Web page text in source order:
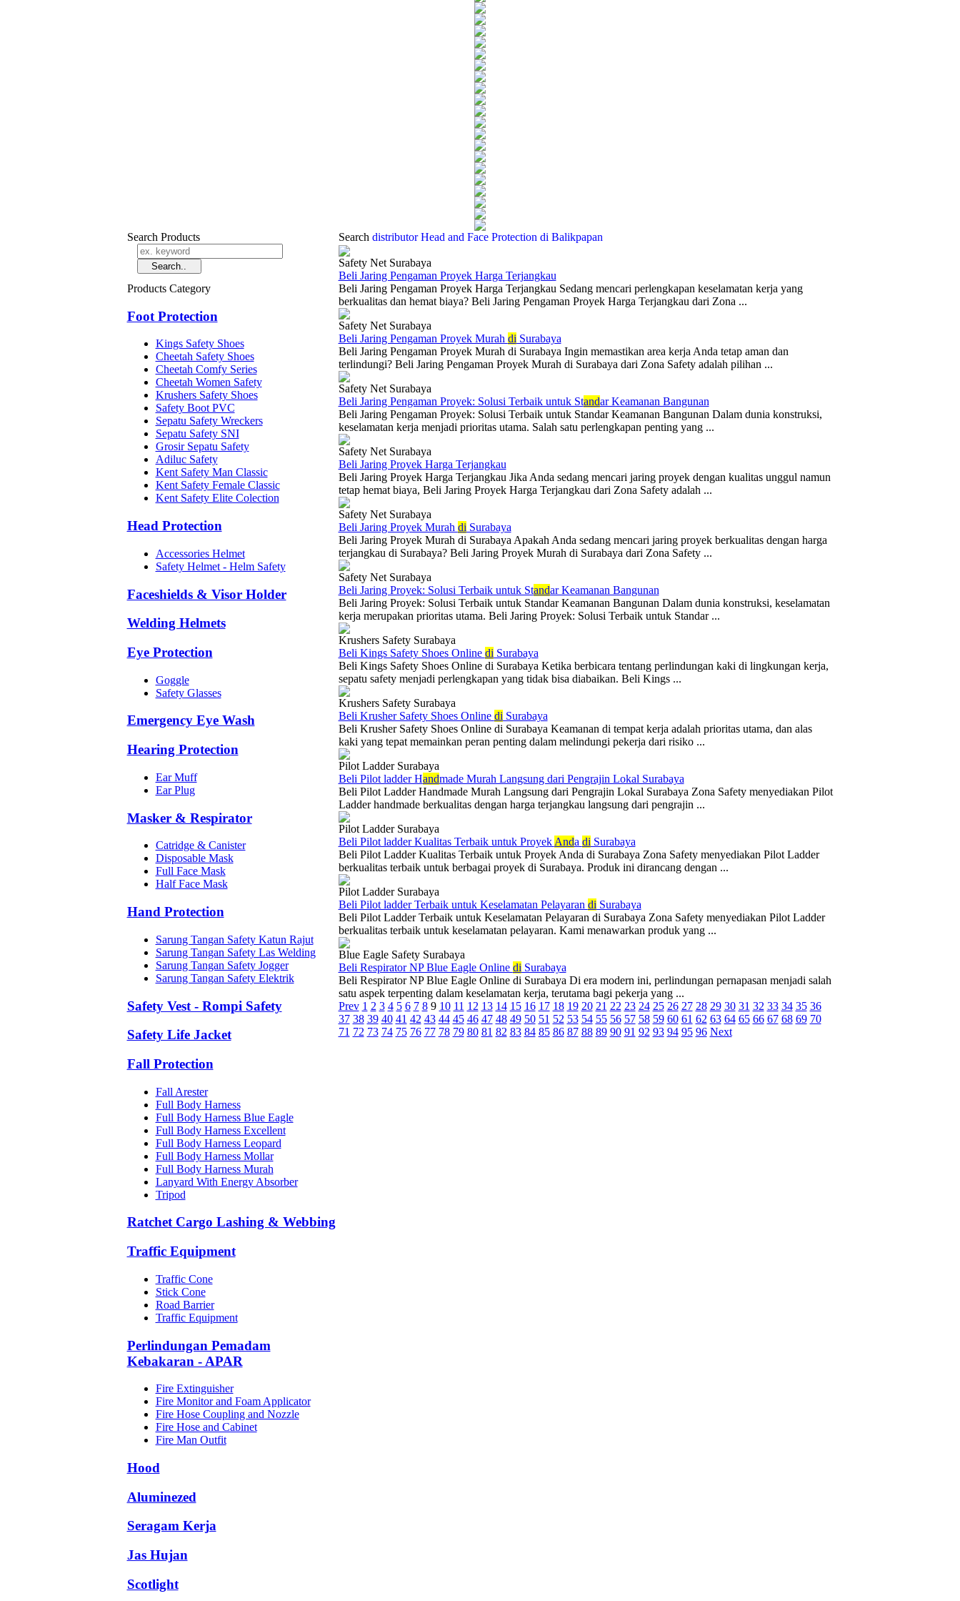
Search Products
Products Category
Foot Protection
Kings Safety Shoes
Cheetah Safety Shoes
Cheetah Comfy Series
Cheetah Women Safety
Krushers Safety Shoes
Safety Boot PVC
Sepatu Safety Wreckers
Sepatu Safety SNI
Grosir Sepatu Safety
Adiluc Safety
Kent Safety Man Classic
Kent Safety Female Classic
Kent Safety Elite Colection
Head Protection
Accessories Helmet
Safety Helmet - Helm Safety
Faceshields & Visor Holder
Welding Helmets
Eye Protection
Goggle
Safety Glasses
Emergency Eye Wash
Hearing Protection
Ear Muff
Ear Plug
Masker & Respirator
Catridge & Canister
Disposable Mask
Full Face Mask
Half Face Mask
Hand Protection
Sarung Tangan Safety Katun Rajut
Sarung Tangan Safety Las Welding
Sarung Tangan Safety Jogger
Sarung Tangan Safety Elektrik
Safety Vest - Rompi Safety
Safety Life Jacket
Fall Protection
Fall Arester
Full Body Harness
Full Body Harness Blue Eagle
Full Body Harness Excellent
Full Body Harness Leopard
Full Body Harness Mollar
Full Body Harness Murah
Lanyard With Energy Absorber
Tripod
Ratchet Cargo Lashing & Webbing
Traffic Equipment
Traffic Cone
Stick Cone
Road Barrier
Traffic Equipment
Perlindungan Pemadam
Kebakaran - APAR
Fire Extinguisher
Fire Monitor and Foam Applicator
Fire Hose Coupling and Nozzle
Fire Hose and Cabinet
Fire Man Outfit
Hood
Aluminezed
Seragam Kerja
Jas Hujan
Scotlight
Search distributor Head and Face Protection di Balikpapan
Safety Net Surabaya
Beli Jaring Pengaman Proyek Harga Terjangkau
Beli Jaring Pengaman Proyek Harga Terjangkau Sedang mencari perlengkapan keselamatan kerja yang
berkualitas dan hemat biaya? Beli Jaring Pengaman Proyek Harga Terjangkau dari Zona ...
Safety Net Surabaya
Beli Jaring Pengaman Proyek Murah di Surabaya
Beli Jaring Pengaman Proyek Murah di Surabaya Ingin memastikan area kerja Anda tetap aman dan
terlindungi? Beli Jaring Pengaman Proyek Murah di Surabaya dari Zona Safety adalah pilihan ...
Safety Net Surabaya
Beli Jaring Pengaman Proyek: Solusi Terbaik untuk Standar Keamanan Bangunan
Beli Jaring Pengaman Proyek: Solusi Terbaik untuk Standar Keamanan Bangunan Dalam dunia konstruksi,
keselamatan kerja menjadi prioritas utama. Salah satu perlengkapan penting yang ...
Safety Net Surabaya
Beli Jaring Proyek Harga Terjangkau
Beli Jaring Proyek Harga Terjangkau Jika Anda sedang mencari jaring proyek dengan kualitas unggul namun
tetap hemat biaya, Beli Jaring Proyek Harga Terjangkau dari Zona Safety adalah ...
Safety Net Surabaya
Beli Jaring Proyek Murah di Surabaya
Beli Jaring Proyek Murah di Surabaya Apakah Anda sedang mencari jaring proyek berkualitas dengan harga
terjangkau di Surabaya? Beli Jaring Proyek Murah di Surabaya dari Zona Safety ...
Safety Net Surabaya
Beli Jaring Proyek: Solusi Terbaik untuk Standar Keamanan Bangunan
Beli Jaring Proyek: Solusi Terbaik untuk Standar Keamanan Bangunan Dalam dunia konstruksi, keselamatan
kerja merupakan prioritas utama. Beli Jaring Proyek: Solusi Terbaik untuk Standar ...
Krushers Safety Surabaya
Beli Kings Safety Shoes Online di Surabaya
Beli Kings Safety Shoes Online di Surabaya Ketika berbicara tentang perlindungan kaki di lingkungan kerja,
sepatu safety menjadi perlengkapan yang tidak bisa diabaikan. Beli Kings ...
Krushers Safety Surabaya
Beli Krusher Safety Shoes Online di Surabaya
Beli Krusher Safety Shoes Online di Surabaya Keamanan di tempat kerja adalah prioritas utama, dan alas
kaki yang tepat memainkan peran penting dalam melindungi pekerja dari risiko ...
Pilot Ladder Surabaya
Beli Pilot ladder Handmade Murah Langsung dari Pengrajin Lokal Surabaya
Beli Pilot Ladder Handmade Murah Langsung dari Pengrajin Lokal Surabaya Zona Safety menyediakan Pilot
Ladder handmade berkualitas dengan harga terjangkau langsung dari pengrajin ...
Pilot Ladder Surabaya
Beli Pilot ladder Kualitas Terbaik untuk Proyek Anda di Surabaya
Beli Pilot Ladder Kualitas Terbaik untuk Proyek Anda di Surabaya Zona Safety menyediakan Pilot Ladder
berkualitas terbaik untuk berbagai proyek di Surabaya. Produk ini dirancang dengan ...
Pilot Ladder Surabaya
Beli Pilot ladder Terbaik untuk Keselamatan Pelayaran di Surabaya
Beli Pilot Ladder Terbaik untuk Keselamatan Pelayaran di Surabaya Zona Safety menyediakan Pilot Ladder
berkualitas terbaik untuk keselamatan pelayaran. Kami menawarkan produk yang ...
Blue Eagle Safety Surabaya
Beli Respirator NP Blue Eagle Online di Surabaya
Beli Respirator NP Blue Eagle Online di Surabaya Di era modern ini, perlindungan pernapasan menjadi salah
satu aspek terpenting dalam keselamatan kerja, terutama bagi pekerja yang ...
Prev 1 2 3 4 5 6 7 8 9 10 11 12 13 14 15 16 17 18 19 20 21 22 23 24 25 26 27 28 29 30 31 32 33 34 35 36
37 38 39 40 41 42 43 44 45 46 47 48 49 50 51 52 53 54 55 56 57 58 59 60 61 62 63 64 65 66 67 68 69 70
71 72 73 74 75 76 77 78 79 80 81 82 83 84 85 86 87 88 89 90 91 92 93 94 95 96 Next